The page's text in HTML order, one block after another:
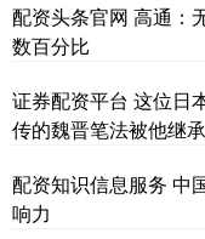
配资头条官网 高通：
数百分比
证券配资平台 这位日
传的魏晋笔法被他继承
配资知识信息服务 中
响力